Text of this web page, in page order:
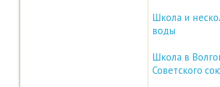
Школа и
воды
Школа в
Советского